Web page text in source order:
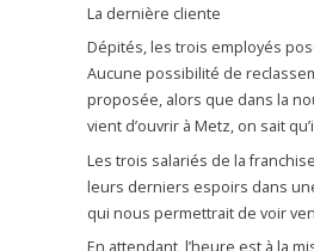
La dernière cliente
Dépités, les trois employés
Aucune possibilité de
proposée, alors que dans la
vient d’ouvrir à Metz, on sait
Les trois salariés de la
leurs derniers espoirs dans
qui nous permettrait de voir
En attendant, l’heure est à la